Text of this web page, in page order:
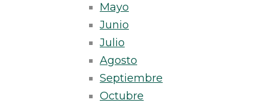
Mayo
Junio
Julio
Agosto
Septiembre
Octubre